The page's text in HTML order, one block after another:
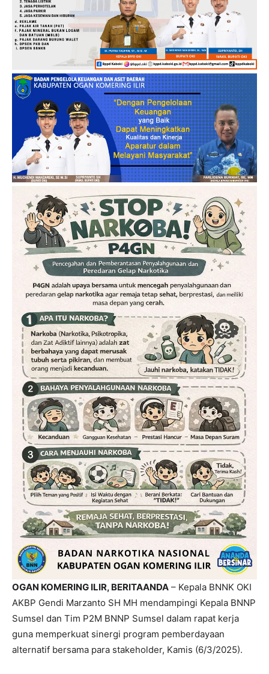
OGAN KOMERING ILIR, BERITAANDA – Kepala BNNK OKI
AKBP Gendi Marzanto SH MH mendampingi Kepala BNNP
Sumsel dan Tim P2M BNNP Sumsel dalam rapat kerja
guna memperkuat sinergi program pemberdayaan
alternatif bersama para stakeholder, Kamis (6/3/2025).